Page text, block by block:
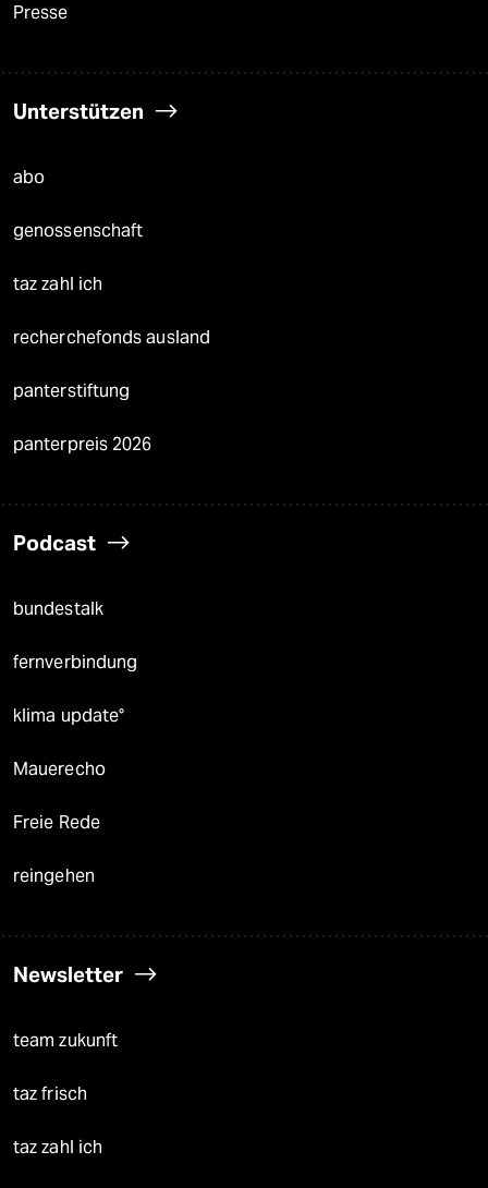
Presse
Unterstützen
abo
genossenschaft
taz zahl ich
recherchefonds ausland
panterstiftung
panterpreis 2026
Podcast
bundestalk
fernverbindung
klima update°
Mauerecho
Freie Rede
reingehen
Newsletter
team zukunft
taz frisch
taz zahl ich